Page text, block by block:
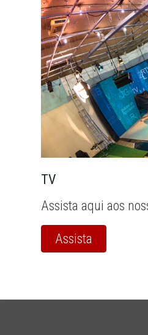
TV
Assista aqui aos
Assista